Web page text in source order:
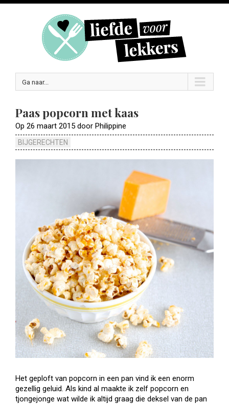
Ga naar...
Paas popcorn met kaas
Op 26 maart 2015 door Philippine
BIJGERECHTEN
Het geploft van popcorn in een pan vind ik een enorm
gezellig geluid. Als kind al maakte ik zelf popcorn en
tjongejonge wat wilde ik altijd graag die deksel van de pan